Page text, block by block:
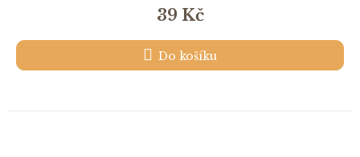
39 Kč
Do košíku